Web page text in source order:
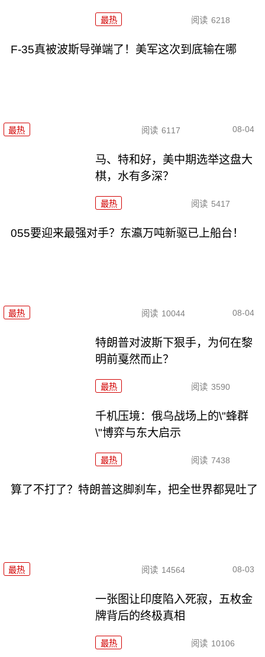
最热 阅读 6218
F-35真被波斯导弹端了！美军这次到底输在哪
最热 阅读 6117 08-04
马、特和好，美中期选举这盘大
棋，水有多深？
最热 阅读 5417
055要迎来最强对手？东瀛万吨新驱已上船台！
最热 阅读 10044 08-04
特朗普对波斯下狠手，为何在黎
明前戛然而止？
最热 阅读 3590
千机压境：俄乌战场上的\"蜂群
\"博弈与东大启示
最热 阅读 7438
算了不打了？特朗普这脚刹车，把全世界都晃吐了
最热 阅读 14564 08-03
一张图让印度陷入死寂，五枚金
牌背后的终极真相
最热 阅读 10106